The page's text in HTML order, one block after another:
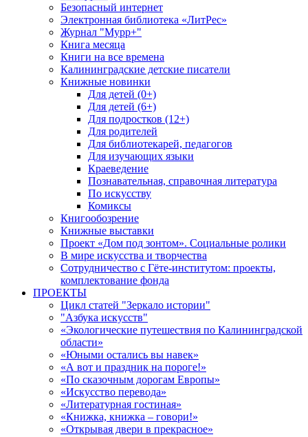
Безопасный интернет
Электронная библиотека «ЛитРес»
Журнал "Мурр+"
Книга месяца
Книги на все времена
Калининградские детские писатели
Книжные новинки
Для детей (0+)
Для детей (6+)
Для подростков (12+)
Для родителей
Для библиотекарей, педагогов
Для изучающих языки
Краеведение
Познавательная, справочная литература
По искусству
Комиксы
Книгообозрение
Книжные выставки
Проект «Дом под зонтом». Социальные ролики
В мире искусства и творчества
Сотрудничество с Гёте-институтом: проекты,
комплектование фонда
ПРОЕКТЫ
Цикл статей "Зеркало истории"
"Азбука искусств"
«Экологические путешествия по Калининградской
области»
«Юными остались вы навек»
«А вот и праздник на пороге!»
«По сказочным дорогам Европы»
«Искусство перевода»
«Литературная гостиная»
«Книжка, книжка – говори!»
«Открывая двери в прекрасное»